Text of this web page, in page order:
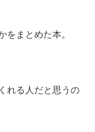
まとめた本。
れる人だと思うの